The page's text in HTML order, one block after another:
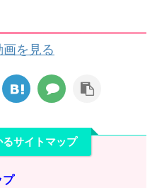
を見る
サイトマップ
プ